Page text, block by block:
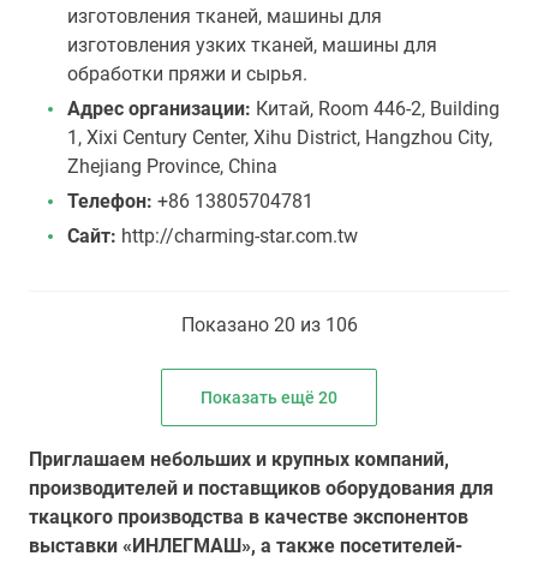
изготовления тканей, машины для
изготовления узких тканей, машины для
обработки пряжи и сырья.
Адрес организации: Китай, Room 446-2, Building
1, Xixi Century Center, Xihu District, Hangzhou City,
Zhejiang Province, China
Телефон: +86 13805704781
Сайт: http://charming-star.com.tw
Показано 20 из 106
Показать ещё 20
Приглашаем небольших и крупных компаний,
производителей и поставщиков оборудования для
ткацкого производства в качестве экспонентов
выставки «ИНЛЕГМАШ», а также посетителей-